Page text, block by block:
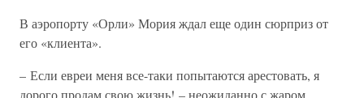
В аэропорту «Орли» Мория ждал еще один сюрприз от
его «клиента».
– Если евреи меня все-таки попытаются арестовать, я
дорого продам свою жизнь! – неожиданно с жаром